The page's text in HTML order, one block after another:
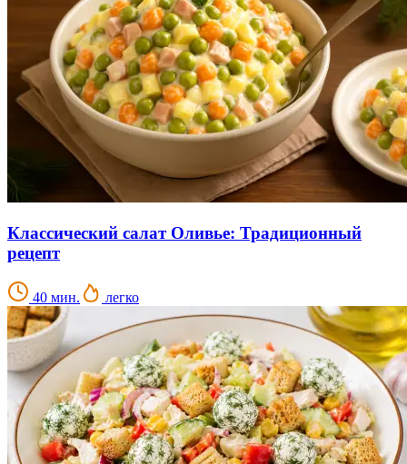
Классический салат Оливье: Традиционный
рецепт
40 мин. легко